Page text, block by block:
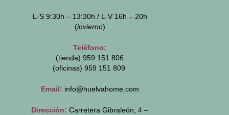
L-S 9:30h – 13:30h / L-V 16h – 20h
(invierno)
Teléfono:
(tienda) 959 151 806
(oficinas) 959 151 809
Email: info@huelvahome.com
Dirección: Carretera Gibraleón, 4 –